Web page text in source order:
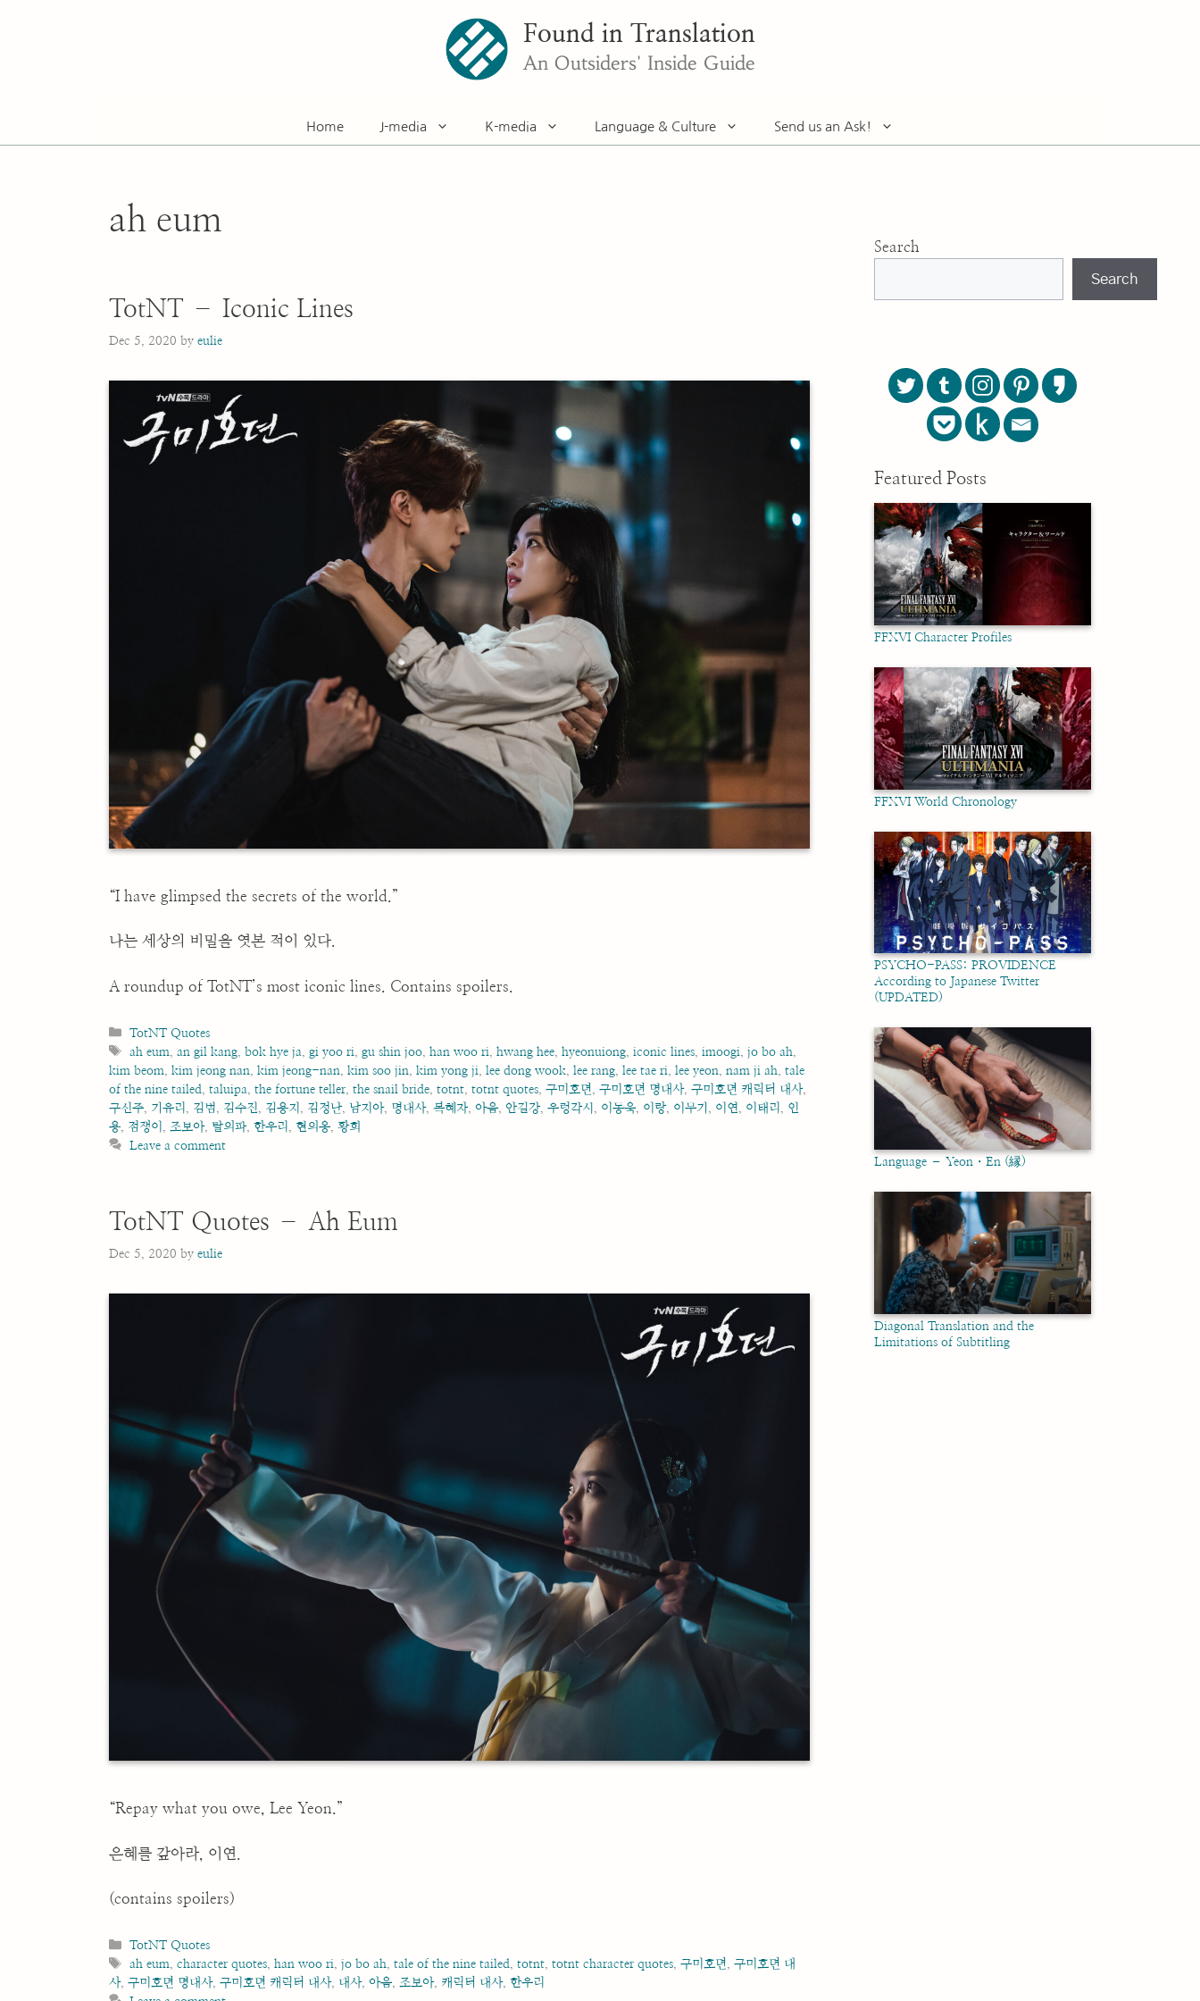
Found in Translation
An Outsiders' Inside Guide
Home J-media K-media Language & Culture Send us an Ask!
ah eum
TotNT – Iconic Lines
Dec 5, 2020 by eulie
“I have glimpsed the secrets of the world.”
나는 세상의 비밀을 엿본 적이 있다.
A roundup of TotNT’s most iconic lines. Contains spoilers.
Categories
TotNT Quotes
Tags
ah eum ,an gil kang ,bok hye ja ,gi yoo ri ,gu shin joo ,han woo ri ,hwang hee ,hyeonuiong ,iconic lines ,imoogi ,jo bo ah
kim beom kim jeong nan kim jeong-nan kim soo jin kim yong ji lee dong wook lee rang lee tae ri lee yeon nam ji ah tale
of the nine tailed taluipa the fortune teller the snail bride totnt totnt quotes 구미호뎐 구미호뎐 명대사, 구미호뎐 캐릭터 대사,
구신주 기유리 김범 김수진 김용지 김정난 남지아, 명대사, 복혜자, 아음 안길강 우렁각시 이동욱 이랑 이무기 이연 이태리
인
용 점쟁이 조보아, 탈의파, 한우리 현의옹 황희
Leave a comment
TotNT Quotes – Ah Eum
Dec 5, 2020 by eulie
“Repay what you owe, Lee Yeon.”
은혜를 갚아라, 이연.
(contains spoilers)
Categories
TotNT Quotes
Tags
ah eum,character quotes,han woo ri,jo bo ah,tale of the nine tailed,totnt,totnt character quotes,구미호뎐 ,구미호뎐 대
사, 구미호뎐 명대사, 구미호뎐 캐릭터 대사, 대사, 아음, 조보아, 캐릭터 대사, 한우리
Search
Search
Featured Posts
FFXVI Character Profiles
FFXVI World Chronology
PSYCHO-PASS: PROVIDENCE
According to Japanese Twitter
(UPDATED)
Language – Yeon・En (縁)
Diagonal Translation and the
Limitations of Subtitling